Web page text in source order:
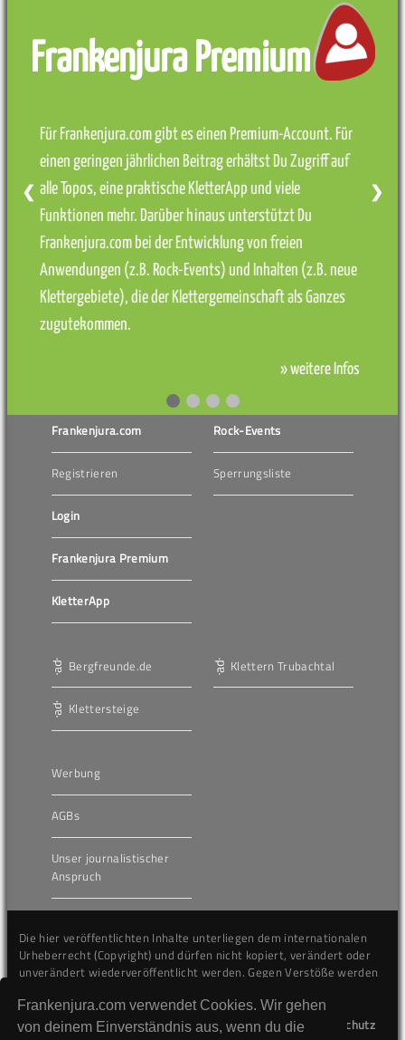
Frankenjura.com verwendet Cookies. Wir gehen
von deinem Einverständnis aus, wenn du die
Frankenjura Premium
Für Frankenjura.com gibt es einen Premium-Account. Für
einen geringen jährlichen Beitrag erhältst Du Zugriff auf
alle Topos, eine praktische KletterApp und viele
Funktionen mehr. Darüber hinaus unterstützt Du
Frankenjura.com bei der Entwicklung von freien
Anwendungen (z.B. Rock-Events) und Inhalten (z.B. neue
Klettergebiete), die der Klettergemeinschaft als Ganzes
zugutekommen.
» weitere Infos
❮ ❯
Frankenjura.com
Registrieren
Login
Frankenjura Premium
KletterApp
Rock-Events
Sperrungsliste
Bergfreunde.de
Klettersteige
Klettern Trubachtal
Werbung
AGBs
Unser journalistischer
Anspruch
Die hier veröffentlichten Inhalte unterliegen dem internationalen
Urheberrecht (Copyright) und dürfen nicht kopiert, verändert oder
unverändert wiederveröffentlicht werden. Gegen Verstöße werden
Kontakt
Impressum Datenschutz